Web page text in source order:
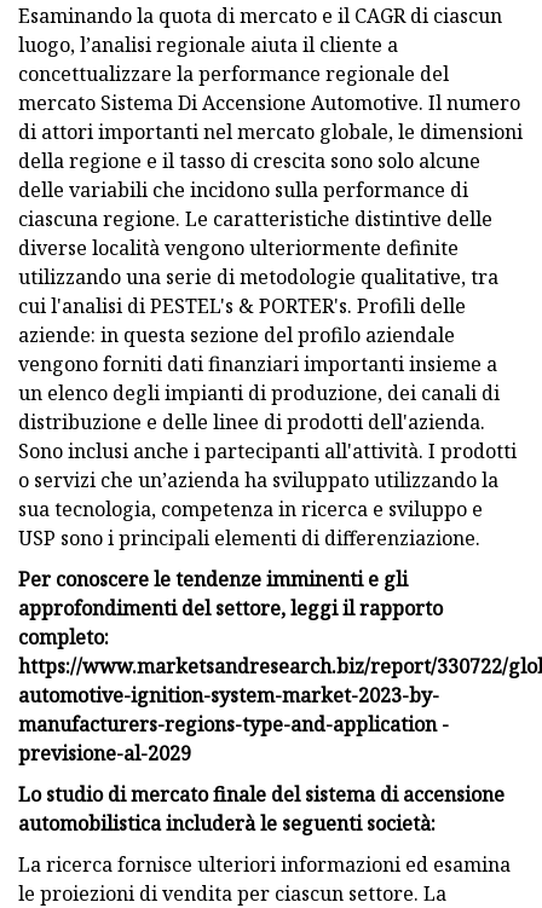
Esaminando la quota di mercato e il CAGR di ciascun
luogo, l’analisi regionale aiuta il cliente a
concettualizzare la performance regionale del
mercato Sistema Di Accensione Automotive. Il numero
di attori importanti nel mercato globale, le dimensioni
della regione e il tasso di crescita sono solo alcune
delle variabili che incidono sulla performance di
ciascuna regione. Le caratteristiche distintive delle
diverse località vengono ulteriormente definite
utilizzando una serie di metodologie qualitative, tra
cui l'analisi di PESTEL's & PORTER's. Profili delle
aziende: in questa sezione del profilo aziendale
vengono forniti dati finanziari importanti insieme a
un elenco degli impianti di produzione, dei canali di
distribuzione e delle linee di prodotti dell'azienda.
Sono inclusi anche i partecipanti all'attività. I prodotti
o servizi che un’azienda ha sviluppato utilizzando la
sua tecnologia, competenza in ricerca e sviluppo e
USP sono i principali elementi di differenziazione.
Per conoscere le tendenze imminenti e gli
approfondimenti del settore, leggi il rapporto
completo:
https://www.marketsandresearch.biz/report/330722/
automotive-ignition-system-market-2023-by-
manufacturers-regions-type-and-application -
previsione-al-2029
Lo studio di mercato finale del sistema di accensione
automobilistica includerà le seguenti società:
La ricerca fornisce ulteriori informazioni ed esamina
le proiezioni di vendita per ciascun settore. La